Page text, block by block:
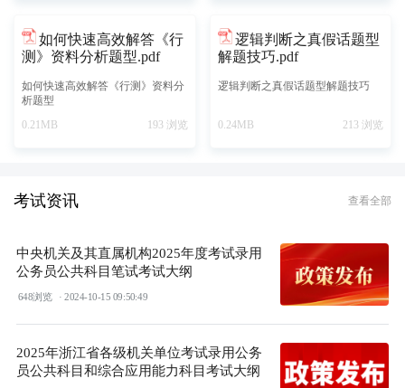
如何快速高效解答《行
测》资料分析题型.pdf
如何快速高效解答《行测》资料分
析题型
0.21MB
193 浏览
逻辑判断之真假话题型
解题技巧.pdf
逻辑判断之真假话题型解题技巧
0.24MB 213 浏览
考试资讯 查看全部
中央机关及其直属机构2025年度考试录用
公务员公共科目笔试考试大纲
648浏览 · 2024-10-15 09:50:49
2025年浙江省各级机关单位考试录用公务
员公共科目和综合应用能力科目考试大纲